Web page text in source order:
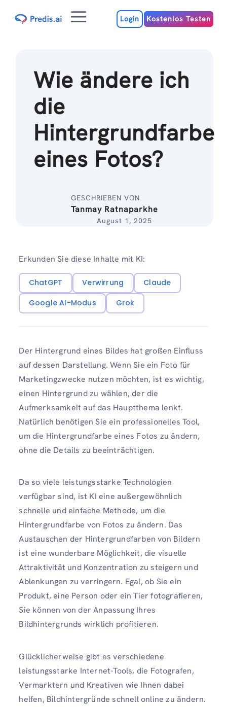
Inhalt
MenuLogin Kostenlos Testen
Wie ändere ich
die
Hintergrundfarbe
eines Fotos?
GESCHRIEBEN VON
Tanmay Ratnaparkhe
August 1, 2025
Erkunden Sie diese Inhalte mit KI:
ChatGPT Verwirrung
Claude
Google AI-Modus
Grok
Der Hintergrund eines Bildes hat großen Einfluss
auf dessen Darstellung. Wenn Sie ein Foto für
Marketingzwecke nutzen möchten, ist es wichtig,
einen Hintergrund zu wählen, der die
Aufmerksamkeit auf das Hauptthema lenkt.
Natürlich benötigen Sie ein professionelles Tool,
um die Hintergrundfarbe eines Fotos zu ändern,
ohne die Details zu beeinträchtigen.
Da so viele leistungsstarke Technologien
verfügbar sind, ist KI eine außergewöhnlich
schnelle und einfache Methode, um die
Hintergrundfarbe von Fotos zu ändern. Das
Austauschen der Hintergrundfarben von Bildern
ist eine wunderbare Möglichkeit, die visuelle
Attraktivität und Konzentration zu steigern und
Ablenkungen zu verringern. Egal, ob Sie ein
Produkt, eine Person oder ein Tier fotografieren,
Sie können von der Anpassung Ihres
Bildhintergrunds wirklich profitieren.
Glücklicherweise gibt es verschiedene
leistungsstarke Internet-Tools, die Fotografen,
Vermarktern und Kreativen wie Ihnen dabei
helfen, Bildhintergründe schnell online zu ändern.